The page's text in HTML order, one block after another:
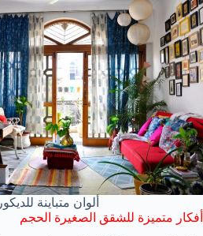
ألوان متباينة للديكور
أفكار متميزة للشقق الصغيرة الحجم